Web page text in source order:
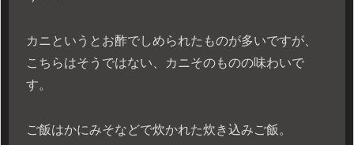
カニというとお酢でしめられたものが多いですが、
こちらはそうではない、カニそのものの味わいで
す。
ご飯はかにみそなどで炊かれた炊き込みご飯。